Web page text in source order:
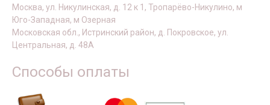
Москва, ул. Никулинская, д. 12 к 1, Тропарёво-Никулино, м
Юго-Западная, м Озерная
Московская обл., Истринский район, д. Покровское, ул.
Центральная, д. 48А
Способы оплаты